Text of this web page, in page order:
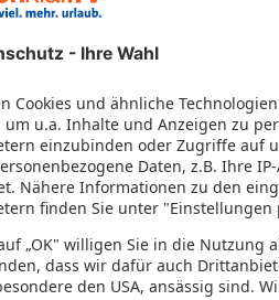
vor
Auf Google Maps anzeigen
Veranstalter: DERTOUR